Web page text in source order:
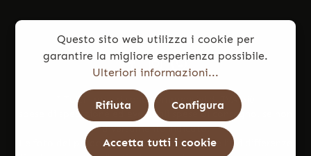
* Tutti i prezzi sono comprensivi di IVA più
spese di spedizione
ed eventuali spese di consegna, se non
diversamente indicato.
Le foto dei prodotti potrebbero presentare lievi differenze
Questo sito web utilizza i cookie per
garantire la migliore esperienza possibile.
Ulteriori informazioni...
Rifiuta Configura
Accetta tutti i cookie